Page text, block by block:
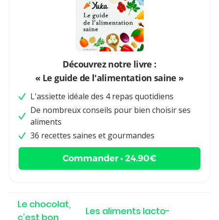
Découvrez notre livre :
« Le guide de l'alimentation saine »
L'assiette idéale des 4 repas quotidiens
De nombreux conseils pour bien choisir ses
aliments
36 recettes saines et gourmandes
Commander • 24.90€
Le chocolat,
c’est bon
Les aliments lacto-